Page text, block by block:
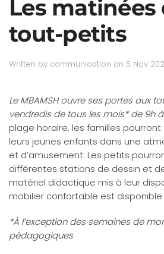
Les matinées
tout-petits
Written by communication on 5 Nov
Le MBAMSH ouvre ses portes aux
vendredis de tous les mois* de 9h à
plage horaire, les familles pourront
leurs jeunes enfants dans une
et d’amusement. Les petits
différentes stations de dessin et
matériel didactique mis à leur
mobilier confortable est disponible
*À l’exception des semaines de
pédagogiques